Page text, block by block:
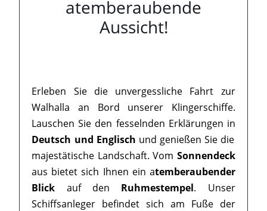
atemberaubende
Aussicht!
Erleben Sie die unvergessliche Fahrt zur
Walhalla an Bord unserer Klingerschiffe.
Lauschen Sie den fesselnden Erklärungen in
Deutsch und Englisch und genießen Sie die
majestätische Landschaft. Vom Sonnendeck
aus bietet sich Ihnen ein atemberaubender
Blick auf den Ruhmestempel. Unser
Schiffsanleger befindet sich am Fuße der